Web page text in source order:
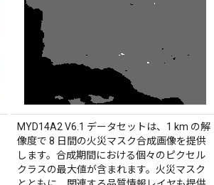
MYD14A2 V6.1 データセットは、1 km の解
像度で 8 日間の火災マスク合成画像を提供
します。合成期間における個々のピクセル
クラスの最大値が含まれます。火災マスク